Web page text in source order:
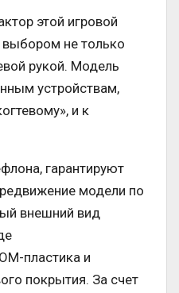
этой игровой
не только
рукой. Модель
устройствам,
и к
гарантируют
модели по
внешний вид
пластика и
покрытия. За счет